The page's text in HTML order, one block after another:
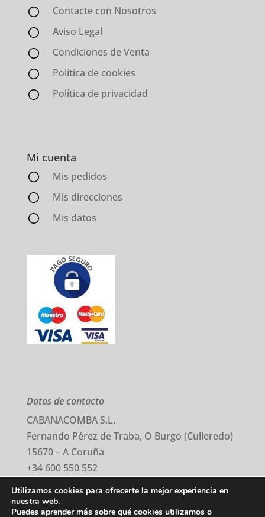
Contacte con Nosotros
Aviso Legal
Condiciones de Venta
Política de cookies
Política de privacidad
Mi cuenta
Mis pedidos
Mis direcciones
Mis datos
Datos de contacto
CABANACOMBA S.L.
Fernando Pérez de Traba, O Burgo (Culleredo)
15670 – A Coruña
+34 600 550 552
Utilizamos cookies para ofrecerte la mejor experiencia en
nuestra web.
Puedes aprender más sobre qué cookies utilizamos o